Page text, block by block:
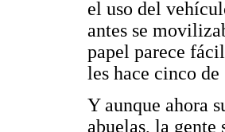
el uso del
antes se
papel parece
les hace cinco de
Y aunque ahora
abuelas, la